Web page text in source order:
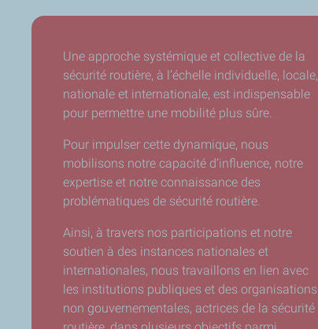
Une approche systémique et collective de la
sécurité routière, à l’échelle individuelle, locale,
nationale et internationale, est indispensable
pour permettre une mobilité plus sûre.
Pour impulser cette dynamique, nous
mobilisons notre capacité d’influence, notre
expertise et notre connaissance des
problématiques de sécurité routière.
Ainsi, à travers nos participations et notre
soutien à des instances nationales et
internationales, nous travaillons en lien avec
les institutions publiques et des organisations
non gouvernementales, actrices de la sécurité